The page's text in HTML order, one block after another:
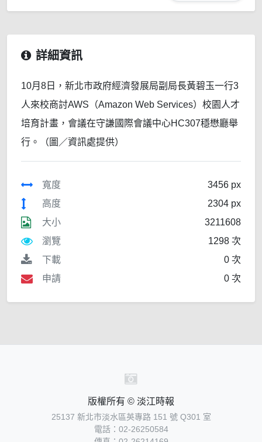
詳細資訊
10月8日，新北市政府經濟發展局副局長黃碧玉一行3
人來校商討AWS（Amazon Web Services）校園人才
培育計畫，會議在守謙國際會議中心HC307穩懋廳舉
行。（圖／資訊處提供）
寬度
3456 px
高度
2304 px
大小
3211608
瀏覽
1298 次
下載
0 次
申請
0 次
版權所有 © 淡江時報
25137 新北市淡水區英專路 151 號 Q301 室
電話：02-26250584